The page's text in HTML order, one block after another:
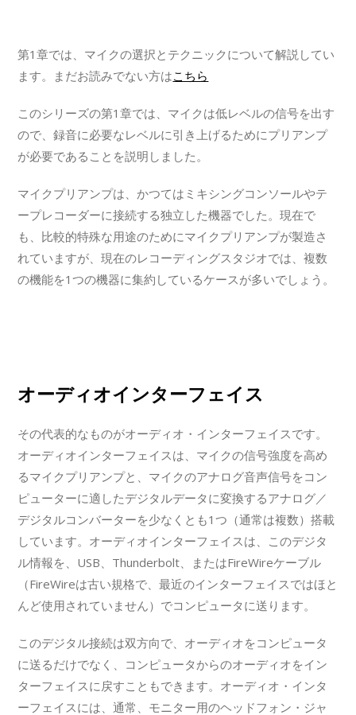
第1章では、マイクの選択とテクニックについて解説してい
ます。まだお読みでない方はこちら
このシリーズの第1章では、マイクは低レベルの信号を出す
ので、録音に必要なレベルに引き上げるためにプリアンプ
が必要であることを説明しました。
マイクプリアンプは、かつてはミキシングコンソールやテ
ープレコーダーに接続する独立した機器でした。現在で
も、比較的特殊な用途のためにマイクプリアンプが製造さ
れていますが、現在のレコーディングスタジオでは、複数
の機能を1つの機器に集約しているケースが多いでしょう。
オーディオインターフェイス
その代表的なものがオーディオ・インターフェイスです。
オーディオインターフェイスは、マイクの信号強度を高め
るマイクプリアンプと、マイクのアナログ音声信号をコン
ピューターに適したデジタルデータに変換するアナログ／
デジタルコンバーターを少なくとも1つ（通常は複数）搭載
しています。オーディオインターフェイスは、このデジタ
ル情報を、USB、Thunderbolt、またはFireWireケーブル
（FireWireは古い規格で、最近のインターフェイスではほと
んど使用されていません）でコンピュータに送ります。
このデジタル接続は双方向で、オーディオをコンピュータ
に送るだけでなく、コンピュータからのオーディオをイン
ターフェイスに戻すこともできます。オーディオ・インタ
ーフェイスには、通常、モニター用のヘッドフォン・ジャ